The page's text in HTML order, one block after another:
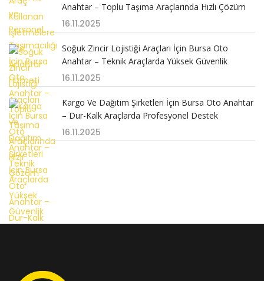
Anahtar – Toplu Taşıma Araçlarında Hızlı Çözüm
16.11.2025
Soğuk Zincir Lojistiği Araçları İçin Bursa Oto
Anahtar – Teknik Araçlarda Yüksek Güvenlik
16.11.2025
Kargo Ve Dağıtım Şirketleri İçin Bursa Oto Anahtar
– Dur-Kalk Araçlarda Profesyonel Destek
16.11.2025